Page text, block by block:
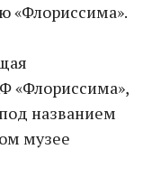
«Флориссима».
«Флориссима»,
названием
музее